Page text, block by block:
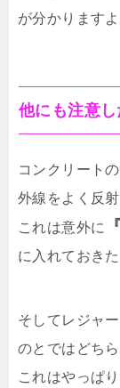
が分かりますよ
他にも注意し
コンクリート
外線をよく反
これは意外に
に入れておき
そしてレジャ
のとではどち
これはやっぱ